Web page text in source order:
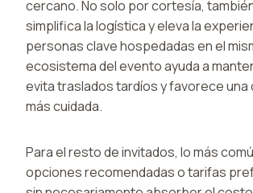
cercano. No solo por cortesía,
simplifica la logística y eleva la
personas clave hospedadas en el
ecosistema del evento ayuda a
evita traslados tardíos y favorece una
más cuidada.
Para el resto de invitados, lo más
opciones recomendadas o tarifas